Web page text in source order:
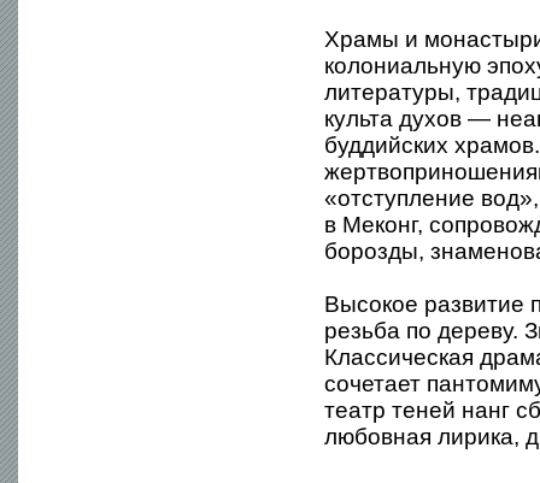
Храмы и
колониальную
литературы,
культа духов —
буддийских
«отступление
в Меконг,
борозды,
Высокое развитие
резьба по дереву.
Классическая
сочетает
театр теней нанг
любовная лирика,